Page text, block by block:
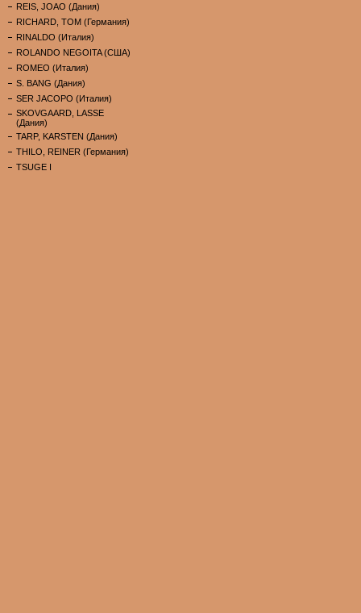
REIS, JOAO (Дания)
RICHARD, TOM (Германия)
RINALDO (Италия)
ROLANDO NEGOITA (США)
ROMEO (Италия)
S. BANG (Дания)
SER JACOPO (Италия)
SKOVGAARD, LASSE
(Дания)
TARP, KARSTEN (Дания)
THILO, REINER (Германия)
TSUGE I